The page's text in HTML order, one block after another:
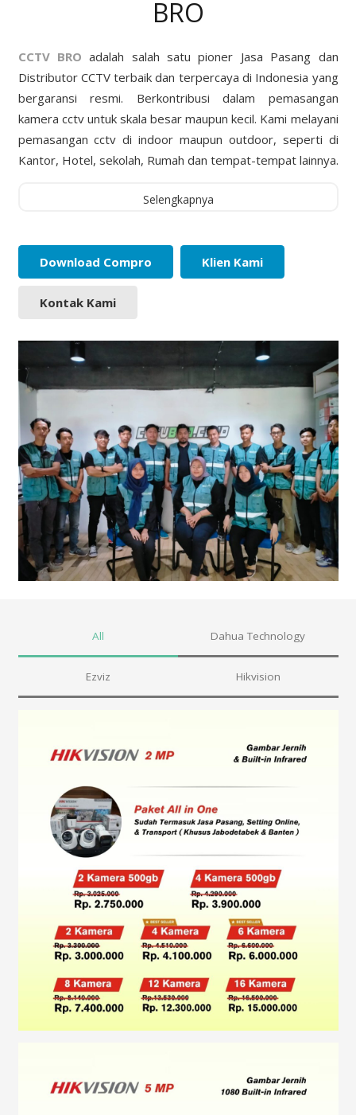
BRO
CCTV BRO adalah salah satu pioner Jasa Pasang dan
Distributor CCTV terbaik dan terpercaya di Indonesia yang
bergaransi resmi. Berkontribusi dalam pemasangan
kamera cctv untuk skala besar maupun kecil. Kami melayani
pemasangan cctv di indoor maupun outdoor, seperti di
Kantor, Hotel, sekolah, Rumah dan tempat-tempat lainnya.
Selengkapnya
Download Compro Klien Kami
Kontak Kami
All Dahua Technology
Ezviz Hikvision